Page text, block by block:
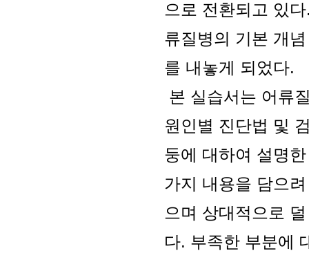
으로 전환되고 있
류질병의 기본 개
를 내놓게 되었다.
본 실습서는 어류
원인별 진단법 및
둥에 대하여 설명
가지 내용을 담으
으며 상대적으로
다. 부족한 부분에